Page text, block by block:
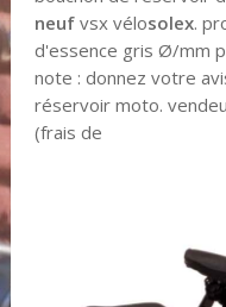
neufvsx vélosolex.
d'essence gris Ø/mm
note : donnez votre
réservoir moto.
(frais de